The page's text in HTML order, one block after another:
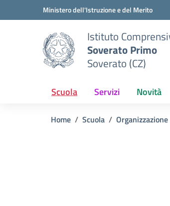
Vai ai contenuti
Vai al menu di navigazioneMinistero dell'Istruzione e del Merito
Istituto
Soverato Primo
Soverato (CZ)
Scuola Servizi Novità
Home Scuola Organizzazione